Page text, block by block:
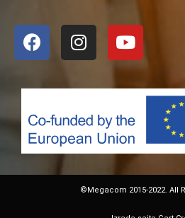
©Megacom 2015-2022. All